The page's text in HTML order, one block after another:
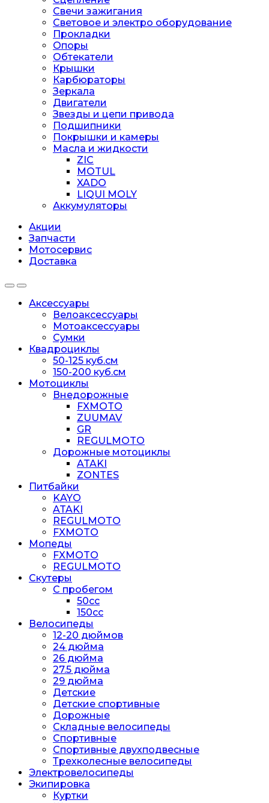
Свечи зажигания
Световое и электро оборудование
Прокладки
Опоры
Обтекатели
Крышки
Карбюраторы
Зеркала
Двигатели
Звезды и цепи привода
Подшипники
Покрышки и камеры
Масла и жидкости
ZIC
MOTUL
XADO
LIQUI MOLY
Аккумуляторы
Акции
Запчасти
Мотосервис
Доставка
Аксессуары
Велоаксессуары
Мотоаксессуары
Сумки
Квадроциклы
50-125 куб.см
150-200 куб.см
Мотоциклы
Внедорожные
FXMOTO
ZUUMAV
GR
REGULMOTO
Дорожные мотоциклы
ATAKI
ZONTES
Питбайки
KAYO
ATAKI
REGULMOTO
FXMOTO
Мопеды
FXMOTO
REGULMOTO
Скутеры
С пробегом
50cc
150cc
Велосипеды
12-20 дюймов
24 дюйма
26 дюйма
27.5 дюйма
29 дюйма
Детские
Детские спортивные
Дорожные
Складные велосипеды
Спортивные
Спортивные двухподвесные
Трехколесные велосипеды
Электровелосипеды
Экипировка
Куртки